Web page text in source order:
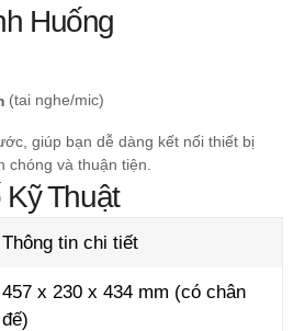
Huống
(tai nghe/mic)
giúp bạn dễ dàng kết nối thiết bị
chóng và thuận tiện.
Thuật
Thông tin chi tiết
457 x 230 x 434 mm (có chân
đế)